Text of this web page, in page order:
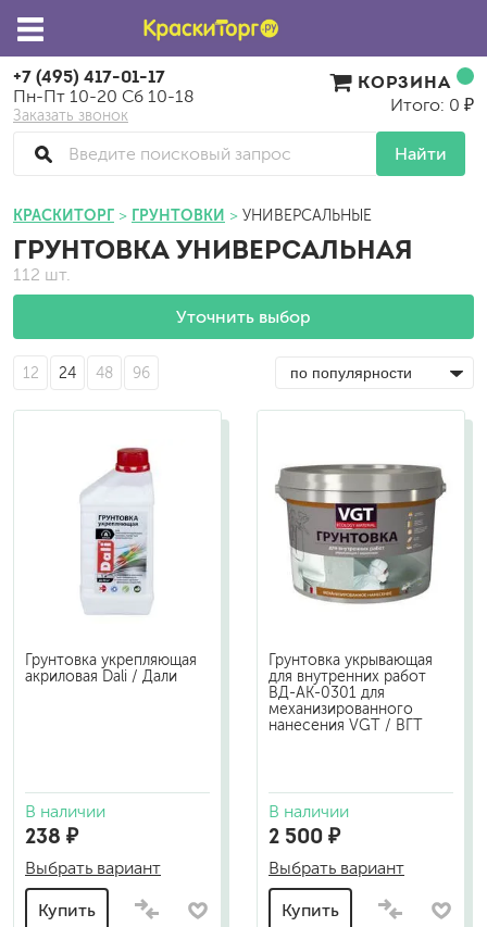
+7 (495) 417-01-17
Пн-Пт 10-20 Сб 10-18
Заказать звонок
Найти
КОРЗИНА
Итого: 0 ₽
КРАСКИТОРГ ГРУНТОВКИ УНИВЕРСАЛЬНЫЕ
ГРУНТОВКА УНИВЕРСАЛЬНАЯ
112 шт.
Уточнить выбор
12 24 48 96
Грунтовка укрепляющая
акриловая Dali / Дали
В наличии
238 ₽
Выбрать вариант
Купить
Грунтовка укрывающая
для внутренних работ
ВД-АК-0301 для
механизированного
нанесения VGT / ВГТ
В наличии
2 500 ₽
Выбрать вариант
Купить